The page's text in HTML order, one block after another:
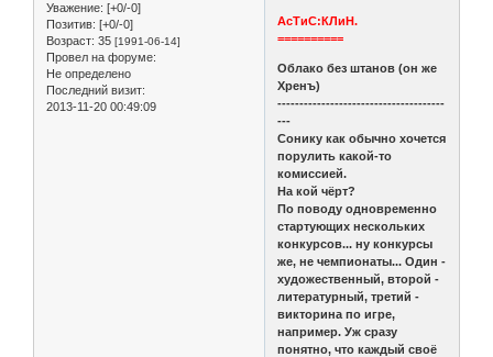
Уважение: [+0/-0]
Позитив: [+0/-0]
Возраст: 35 [1991-06-14]
Провел на форуме:
Не определено
Последний визит:
2013-11-20 00:49:09
АсТиС:КЛиН.
==========
Облако без штанов (он же
Хренъ)
--------------------------------------
---
Сонику как обычно хочется
порулить какой-то
комиссией.
На кой чёрт?
По поводу одновременно
стартующих нескольких
конкурсов... ну конкурсы
же, не чемпионаты... Один -
художественный, второй -
литературный, третий -
викторина по игре,
например. Уж сразу
понятно, что каждый своё